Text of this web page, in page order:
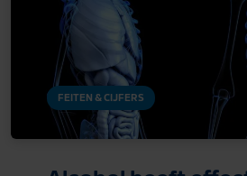
FEITEN & CIJFERS